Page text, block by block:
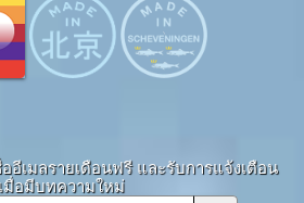
อีเมลรายเดือนฟรี และรับการแจ้งเตือน
เมื่อมีบทความใหม่